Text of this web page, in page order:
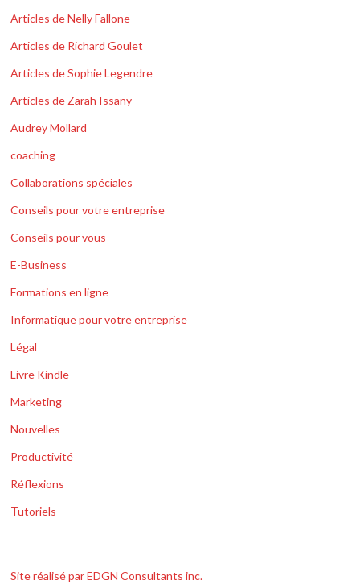
Articles de Nelly Fallone
Articles de Richard Goulet
Articles de Sophie Legendre
Articles de Zarah Issany
Audrey Mollard
coaching
Collaborations spéciales
Conseils pour votre entreprise
Conseils pour vous
E-Business
Formations en ligne
Informatique pour votre entreprise
Légal
Livre Kindle
Marketing
Nouvelles
Productivité
Réflexions
Tutoriels
Site réalisé par EDGN Consultants inc.